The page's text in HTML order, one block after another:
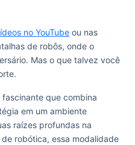
no YouTube ou nas
de robôs, onde o
Mas o que talvez você
que combina
em um ambiente
raízes profundas na
robótica, essa modalidade